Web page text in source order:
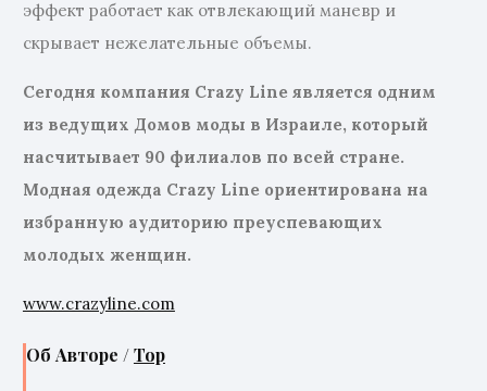
эффект работает как отвлекающий маневр и
скрывает нежелательные объемы.
Сегодня компания Crazy Line является одним
из ведущих Домов моды в Израиле, который
насчитывает 90 филиалов по всей стране.
Модная одежда Crazy Line ориентирована на
избранную аудиторию преуспевающих
молодых женщин.
www.crazyline.com
Об Авторе /Top